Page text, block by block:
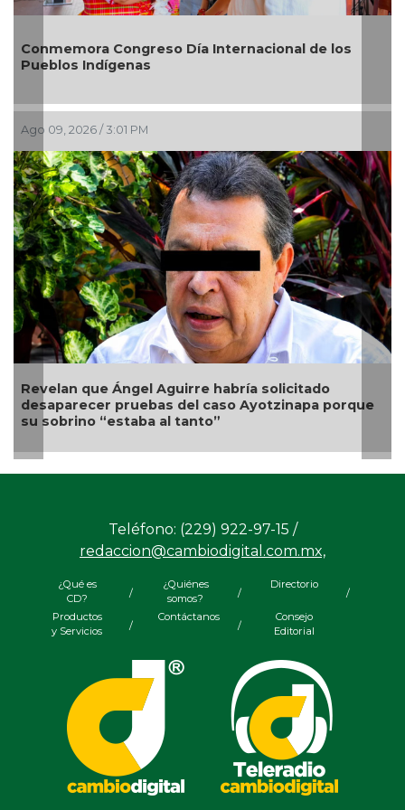
Congreso Día Internacional de los
Indígenas
/ 3:01 PM
que Ángel Aguirre habría solicitado
pruebas del caso Ayotzinapa porque
“estaba al tanto”
Rosa
Gusano
para
Teléfono: (229) 922-97-15 /
redaccion@cambiodigital.com.mx,
¿Qué es
CD?
/
¿Quiénes
somos?
/
Directorio
/
Productos
y Servicios
/
Contáctanos
/
Consejo
Editorial